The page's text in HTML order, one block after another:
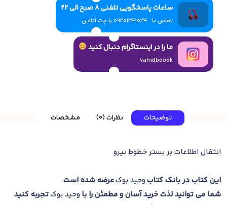
ساعات پاسخگویی تلفنی 8 صبح الی 22
تماس با : 09201241024 یا چت آنلاین
ما را در اینستاگرام دنبال کنید
vahidboook
توضیحات نظرات (0) مشخصات
انتقال اطلاعات بر بستر خطوط نیرو
این کتاب در بانک کتابوحید بوکعرضه شده است
شما می توانید لذت خرید آسان و مطمئن را با وحید بوکتجربه کنید